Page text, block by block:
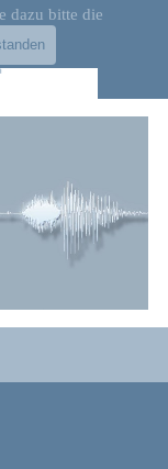
dazu bitte die